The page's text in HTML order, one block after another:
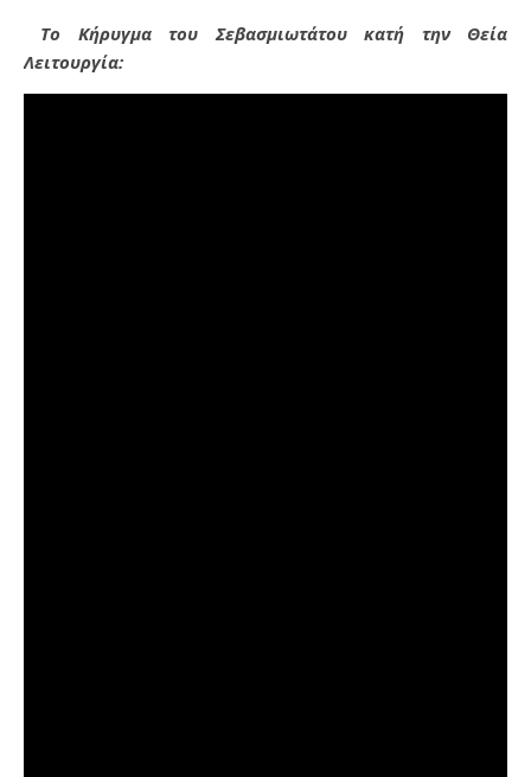
Το Κήρυγμα του Σεβασμιωτάτου κατή την Θεία
Λειτουργία: